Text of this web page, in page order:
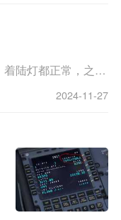
我的TDS787的滑行灯无法照亮地面，着陆灯都正常，之前没有这样的情况，其他的机模都是正常的，想问问各位怎么解决，谢谢。
2024-11-27